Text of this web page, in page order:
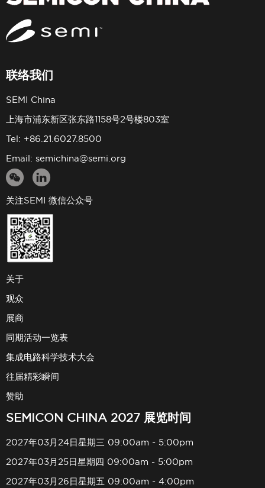
联络我们
SEMI China
上海市浦东新区张东路1158号2号楼803室
Tel: +86.21.6027.8500
Email: semichina@semi.org
关注SEMI 微信公众号
关于
观众
展商
同期活动一览表
集成电路科学技术大会
往届精彩瞬间
赞助
SEMICON CHINA 2027 展览时间
2027年03月24日星期三 09:00am - 5:00pm
2027年03月25日星期四 09:00am - 5:00pm
2027年03月26日星期五 09:00am - 4:00pm